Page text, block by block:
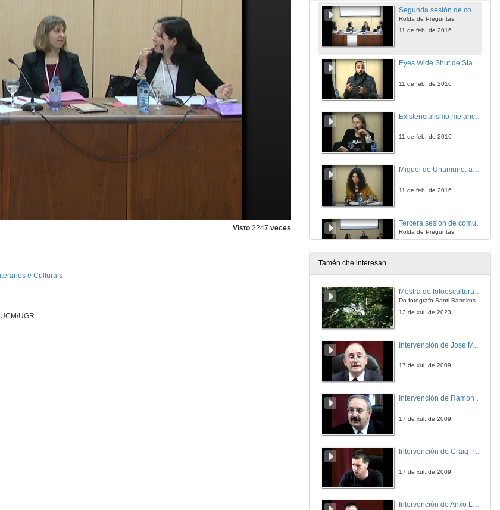
Visto 2247 veces
e Culturais
UGR
Rolda de Preguntas
11 de feb. de 2016
Eyes Wide Shut de Stanley Kubrik: relatos soñados e desexos encadenados
11 de feb. de 2016
11 de feb. de 2016
Miguel de Unamuno: autor de la eternidad nivolesca no paratexto de Amor y pedagogía
11 de feb. de 2016
Rolda de Preguntas
Representacións de Vigo na literatura e o cinema
12 de feb. de 2016
12 de feb. de 2016
12 de feb. de 2016
Tamén che interesan
Mostra de fotoesculturas Overtraz
Do fotógrafo Santi Barreiros e o escultor Nito Contreras.
13 de xul. de 2023
17 de xul. de 2009
Intervención de Ramón Villlares
17 de xul. de 2009
17 de xul. de 2009
Intervención de Anxo Lorenzo